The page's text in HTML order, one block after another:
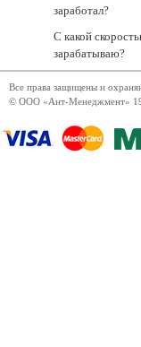
заработал?
С какой
зарабатываю?
Все права защищены и
© ООО «Ант-Менеджмент»